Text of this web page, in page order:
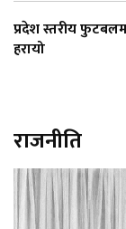
प्रदेश स्तरीय
हरायो
राजनीति